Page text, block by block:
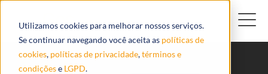
Utilizamos cookies para melhorar nossos serviços.
Se continuar navegando você aceita as políticas de
cookies, políticas de privacidade,términos e
condiçõese LGPD.